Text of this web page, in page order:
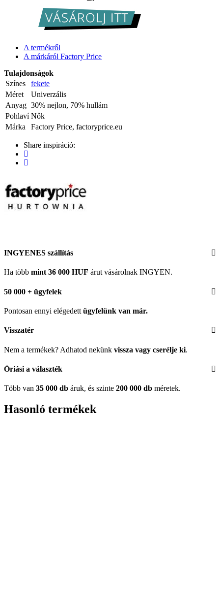
A termékről
A márkáról Factory Price
Tulajdonságok
Színes
fekete
Méret
Univerzális
Anyag 30% nejlon, 70% hullám
Pohlaví Nők
Márka
Factory Price, factoryprice.eu
Share inspiráció:
INGYENES szállítás
Ha több mint 36 000 HUF árut vásárolnak INGYEN.
50 000 + ügyfelek
Pontosan ennyi elégedett ügyfelünk van már.
Visszatér
Nem a termékek? Adhatod nekünk vissza vagy cserélje ki.
Óriási a választék
Több van 35 000 db áruk, és szinte 200 000 db méretek.
Hasonló termékek